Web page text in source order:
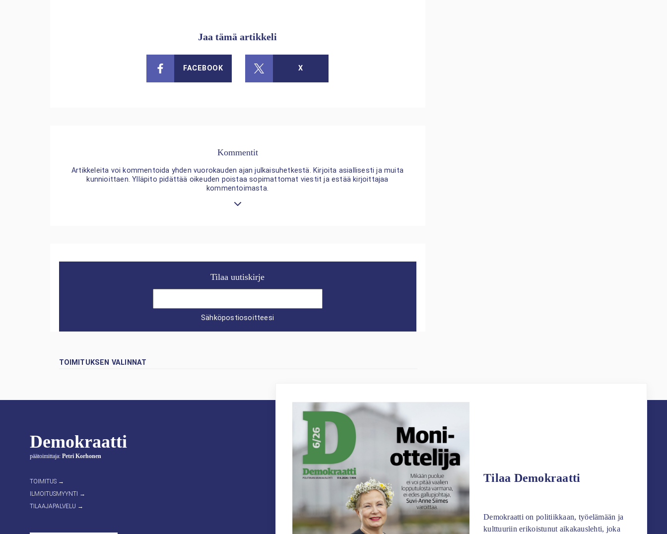
Jaa tämä artikkeli
FACEBOOK X
Kommentit
Artikkeleita voi kommentoida yhden vuorokauden ajan julkaisuhetkestä. Kirjoita asiallisesti ja muita
kunnioittaen. Ylläpito pidättää oikeuden poistaa sopimattomat viestit ja estää kirjoittajaa
kommentoimasta.
Tilaa uutiskirje
Sähköpostiosoitteesi
TOIMITUKSEN VALINNAT
Demokraatti
päätoimittaja: Petri Korhonen
TOIMITUS →
ILMOITUSMYYNTI →
TILAAJAPALVELU →
Tilaa Demokraatti
Demokraatti on politiikkaan, työelämään ja
kulttuuriin erikoistunut aikakauslehti, joka